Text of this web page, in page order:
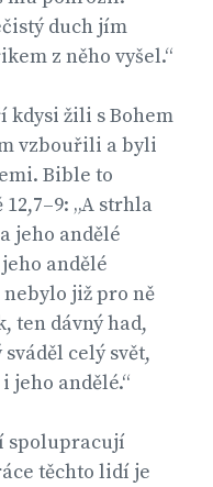
duch jím
z něho vyšel.“
kdysi žili s Bohem
vzbouřili a byli
Bible to
„A strhla
jeho andělé
andělé
již pro ně
ten dávný had,
celý svět,
jeho andělé.“
spolupracují
těchto lidí je